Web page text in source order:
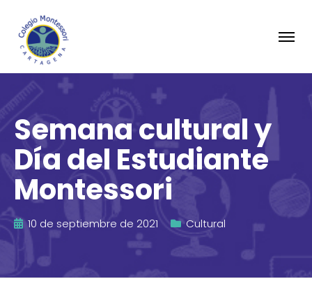
Semana cultural y
Día del Estudiante
Montessori
10 de septiembre de 2021 Cultural